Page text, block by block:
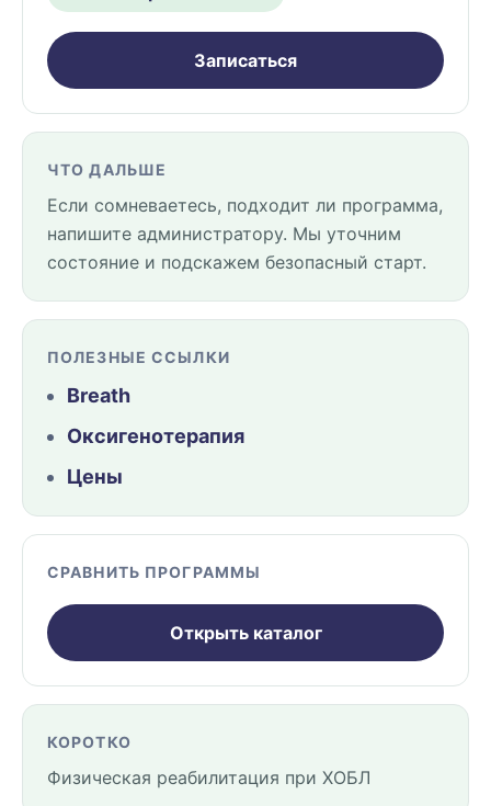
Записаться
ЧТО ДАЛЬШЕ
Если сомневаетесь, подходит ли программа,
напишите администратору. Мы уточним
состояние и подскажем безопасный старт.
ПОЛЕЗНЫЕ ССЫЛКИ
Breath
Оксигенотерапия
Цены
СРАВНИТЬ ПРОГРАММЫ
Открыть каталог
КОРОТКО
Физическая реабилитация при ХОБЛ